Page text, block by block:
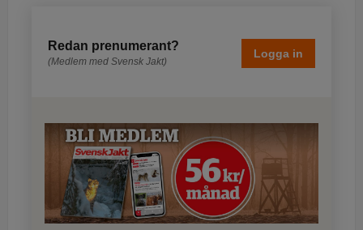
Redan prenumerant?
(Medlem med Svensk Jakt)
Logga in